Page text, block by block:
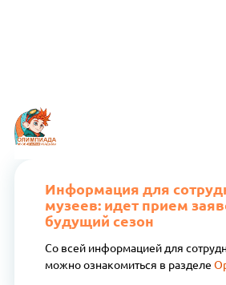
Информация для
музеев: идет прием
будущий сезон
Со всей информацией для
можно ознакомиться в разделе